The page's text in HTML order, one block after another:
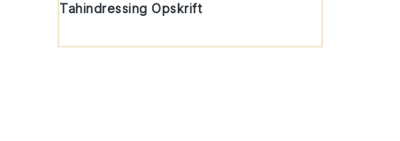
Tahindressing Opskrift